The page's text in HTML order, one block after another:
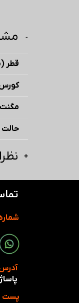
قطر
مگنت
حالت
پاساژ
پست